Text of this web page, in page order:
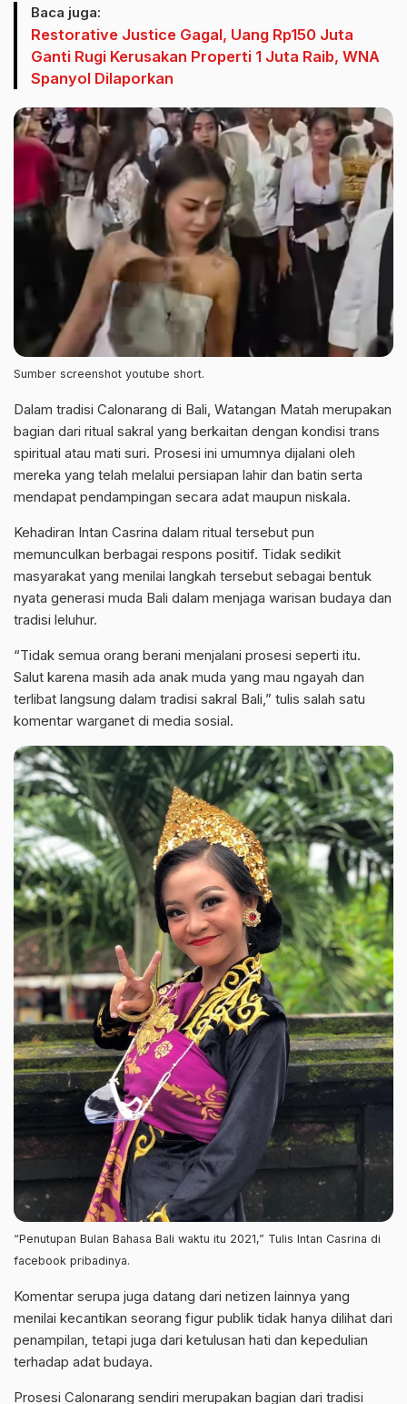
Baca juga:
Restorative Justice Gagal, Uang Rp150 Juta
Ganti Rugi Kerusakan Properti 1 Juta Raib, WNA
Spanyol Dilaporkan
Sumber screenshot youtube short.
Dalam tradisi Calonarang di Bali, Watangan Matah merupakan
bagian dari ritual sakral yang berkaitan dengan kondisi trans
spiritual atau mati suri. Prosesi ini umumnya dijalani oleh
mereka yang telah melalui persiapan lahir dan batin serta
mendapat pendampingan secara adat maupun niskala.
Kehadiran Intan Casrina dalam ritual tersebut pun
memunculkan berbagai respons positif. Tidak sedikit
masyarakat yang menilai langkah tersebut sebagai bentuk
nyata generasi muda Bali dalam menjaga warisan budaya dan
tradisi leluhur.
“Tidak semua orang berani menjalani prosesi seperti itu.
Salut karena masih ada anak muda yang mau ngayah dan
terlibat langsung dalam tradisi sakral Bali,” tulis salah satu
komentar warganet di media sosial.
“Penutupan Bulan Bahasa Bali waktu itu 2021,” Tulis Intan Casrina di
facebook pribadinya.
Komentar serupa juga datang dari netizen lainnya yang
menilai kecantikan seorang figur publik tidak hanya dilihat dari
penampilan, tetapi juga dari ketulusan hati dan kepedulian
terhadap adat budaya.
Prosesi Calonarang sendiri merupakan bagian dari tradisi